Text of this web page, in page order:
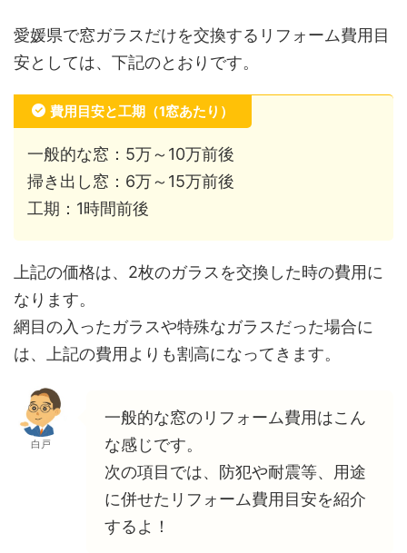
愛媛県で窓ガラスだけを交換するリフォーム費用目
安としては、下記のとおりです。
費用目安と工期（1窓あたり）
一般的な窓：5万～10万前後
掃き出し窓：6万～15万前後
工期：1時間前後
上記の価格は、2枚のガラスを交換した時の費用に
なります。
網目の入ったガラスや特殊なガラスだった場合に
は、上記の費用よりも割高になってきます。
白戸
一般的な窓のリフォーム費用はこん
な感じです。
次の項目では、防犯や耐震等、用途
に併せたリフォーム費用目安を紹介
するよ！